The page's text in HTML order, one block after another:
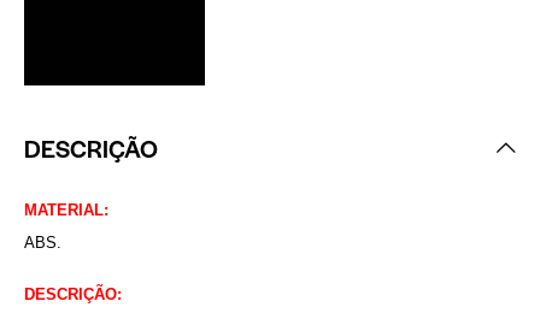
DESCRIÇÃO
MATERIAL:
ABS.
DESCRIÇÃO: